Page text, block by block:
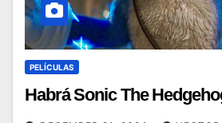
PELÍCULAS
Habrá Sonic The